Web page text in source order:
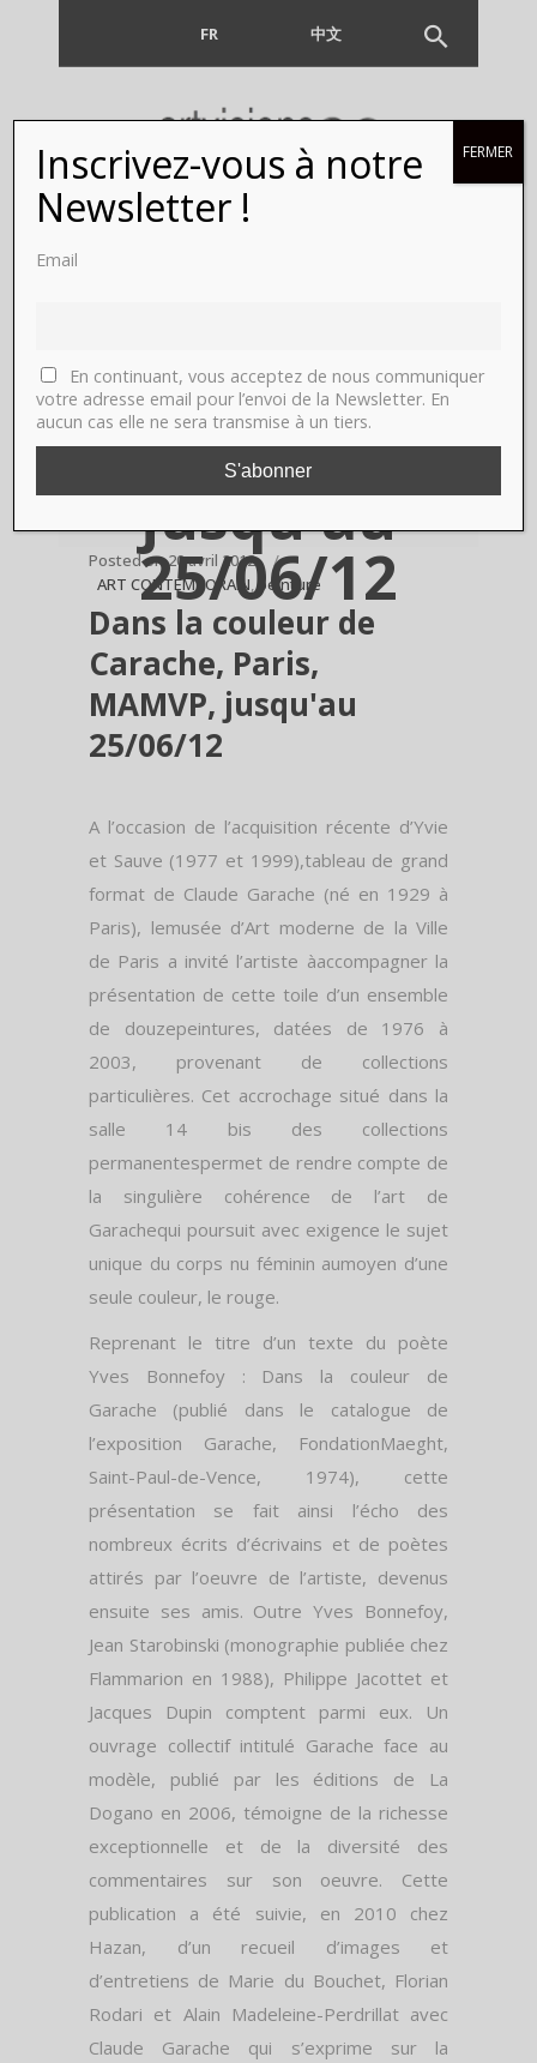
FR 中文
Dans la
Paris,
MAMVP,
jusqu'au
25/06/12
Posted on20 avril 2012
ART CONTEMPORAIN, peinture
Dans la couleur de
Carache, Paris,
MAMVP, jusqu'au
25/06/12
A l’occasion de l’acquisition récente d’Yvie
et Sauve (1977 et 1999),tableau de grand
format de Claude Garache (né en 1929 à
Paris), lemusée d’Art moderne de la Ville
de Paris a invité l’artiste àaccompagner la
présentation de cette toile d’un ensemble
de douzepeintures, datées de 1976 à
2003, provenant de collections
particulières. Cet accrochage situé dans la
salle 14 bis des collections
permanentespermet de rendre compte de
la singulière cohérence de l’art de
Garachequi poursuit avec exigence le sujet
unique du corps nu féminin aumoyen d’une
seule couleur, le rouge.
Reprenant le titre d’un texte du poète
Yves Bonnefoy : Dans la couleur de
Garache (publié dans le catalogue de
l’exposition Garache, FondationMaeght,
Saint-Paul-de-Vence, 1974), cette
présentation se fait ainsi l’écho des
nombreux écrits d’écrivains et de poètes
attirés par l’oeuvre de l’artiste, devenus
ensuite ses amis. Outre Yves Bonnefoy,
Jean Starobinski (monographie publiée chez
Flammarion en 1988), Philippe Jacottet et
Jacques Dupin comptent parmi eux. Un
ouvrage collectif intitulé Garache face au
modèle, publié par les éditions de La
Dogano en 2006, témoigne de la richesse
exceptionnelle et de la diversité des
commentaires sur son oeuvre. Cette
publication a été suivie, en 2010 chez
Hazan, d’un recueil d’images et
d’entretiens de Marie du Bouchet, Florian
Rodari et Alain Madeleine-Perdrillat avec
Claude Garache qui s’exprime sur la
Inscrivez-vous à notre
Newsletter !
Email
En continuant, vous acceptez de nous communiquer
votre adresse email pour l’envoi de la Newsletter. En
aucun cas elle ne sera transmise à un tiers.
FERMER